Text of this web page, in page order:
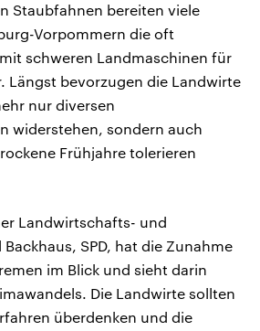
Staubfahnen bereiten viele
Vorpommern die oft
schweren Landmaschinen für
Längst bevorzugen die Landwirte
nur diversen
widerstehen, sondern auch
Frühjahre tolerieren
Landwirtschafts- und
SPD, hat die Zunahme
im Blick und sieht darin
Die Landwirte sollten
überdenken und die